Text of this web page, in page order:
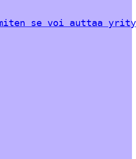
miten se voi auttaa